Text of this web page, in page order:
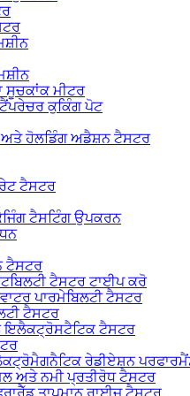
ਸੂਚਕਾਂਕ ਮੀਟਰ
ਕੁਕਿੰਗ ਪੋਟ
ਹੋਲਡਿੰਗ ਅਡੈਸ਼ਨ ਟੈਸਟਰ
ਟੈਸਟਰ
ਟੈਸਟਿੰਗ ਉਪਕਰਨ
ਟੈਸਟਰ
ਟੈਸਟਰ ਟਾਈਪ ਕਰੋ
ਪਾਰਮੇਬਿਲਟੀ ਟੈਸਟਰ
ਟੈਸਟਰ
ਇਲੈਕਟ੍ਰੋਸਟੈਟਿਕ ਟੈਸਟਰ
ਰੇਡੀਏਸ਼ਨ
ਅਤੇ ਨਮੀ ਪ੍ਰਤੀਰੋਧ ਟੈਸਟਰ
ਤਾਪਮਾਨ ਰਾਈਜ਼ ਟੈਸਟਰ